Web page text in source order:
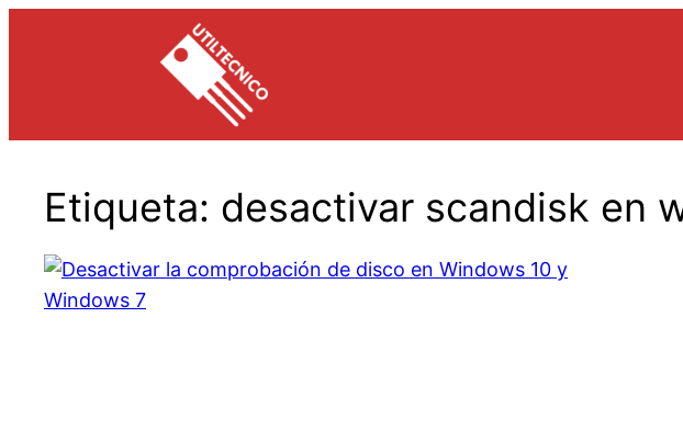
Etiqueta: desactivar scandisk en